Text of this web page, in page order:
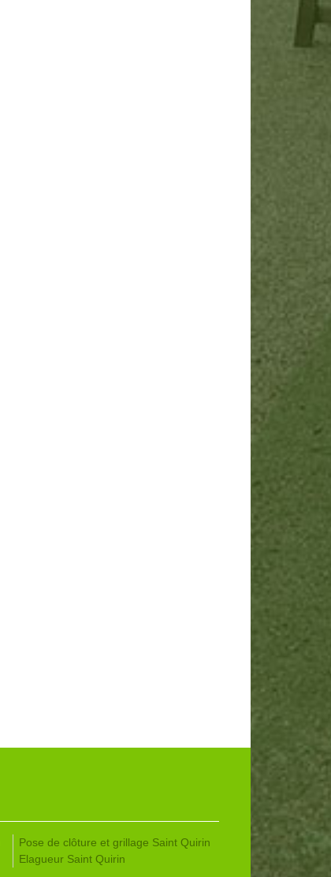
Pose de clôture et grillage Saint Quirin
Elagueur Saint Quirin